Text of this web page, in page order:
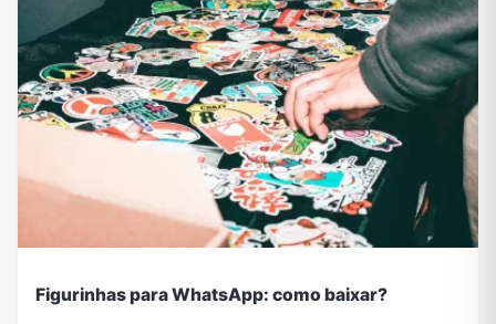
Figurinhas para WhatsApp: como baixar?